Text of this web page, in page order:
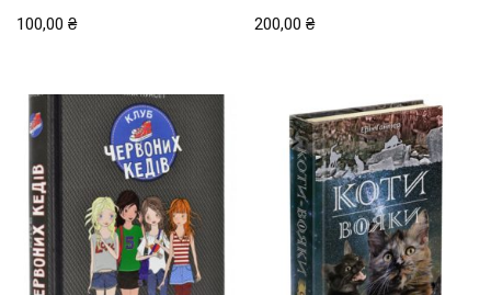
100,00 ₴ 200,00₴